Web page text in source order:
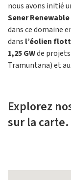
nous avons initié
Sener
dans ce domaine
dans l’éolien
1,25 GWde
Tramuntana) et
Explorez
sur la